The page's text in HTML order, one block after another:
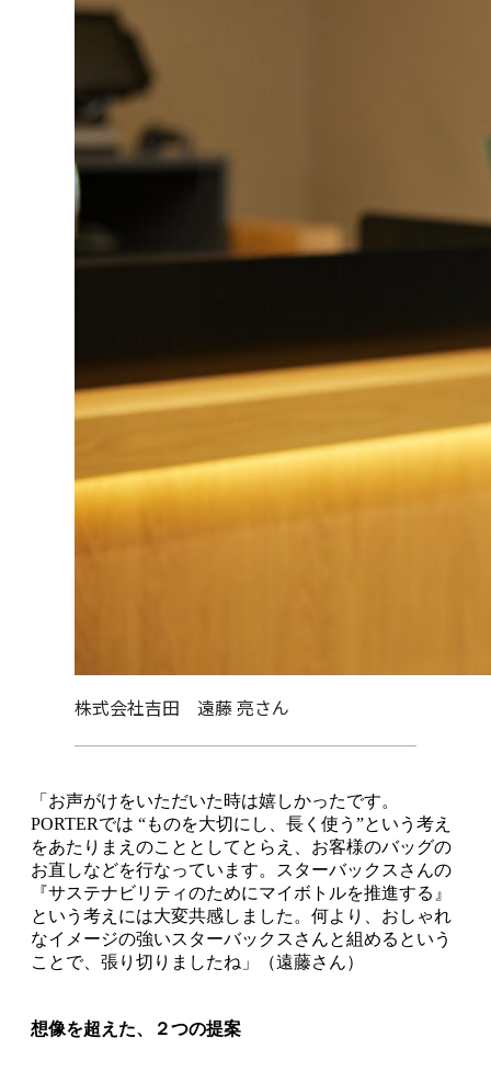
株式会社吉田 遠藤 亮さん
「お声がけをいただいた時は嬉しかったです。
PORTERでは “ものを大切にし、長く使う”という考え
をあたりまえのこととしてとらえ、お客様のバッグの
お直しなどを行なっています。スターバックスさんの
『サステナビリティのためにマイボトルを推進する』
という考えには大変共感しました。何より、おしゃれ
なイメージの強いスターバックスさんと組めるという
ことで、張り切りましたね」（遠藤さん）
想像を超えた、２つの提案